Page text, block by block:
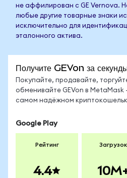
не аффилирован с GE Vernova.
любые другие товарные знаки
исключительно для
эталонного актива.
Получите GEVon за
Покупайте, продавайте,
обменивайте GEVon в MetaMask
самом надёжном
Google Play
Рейтинг
4.4
Загрузок